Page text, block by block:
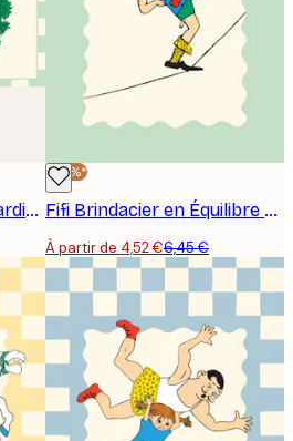
Fifi Brindacier dans le Jardin Poster
-30%*
Fifi Brindacier en Équilibre Poster
À partir de 4,52 €6,45 €